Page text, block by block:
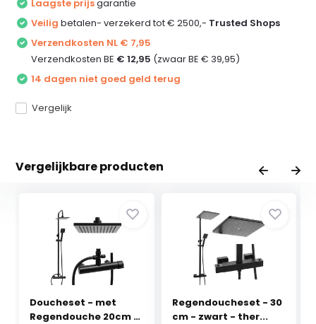
Laagste prijsgarantie
Veilig betalen- verzekerd tot € 2500,- Trusted Shops
Verzendkosten NL € 7,95
Verzendkosten BE € 12,95 (zwaar BE € 39,95)
14 dagen niet goed geld terug
Vergelijk
Vergelijkbare producten
Doucheset - met
Regendouche 20cm -
Regendoucheset - 30
cm - zwart - ther...